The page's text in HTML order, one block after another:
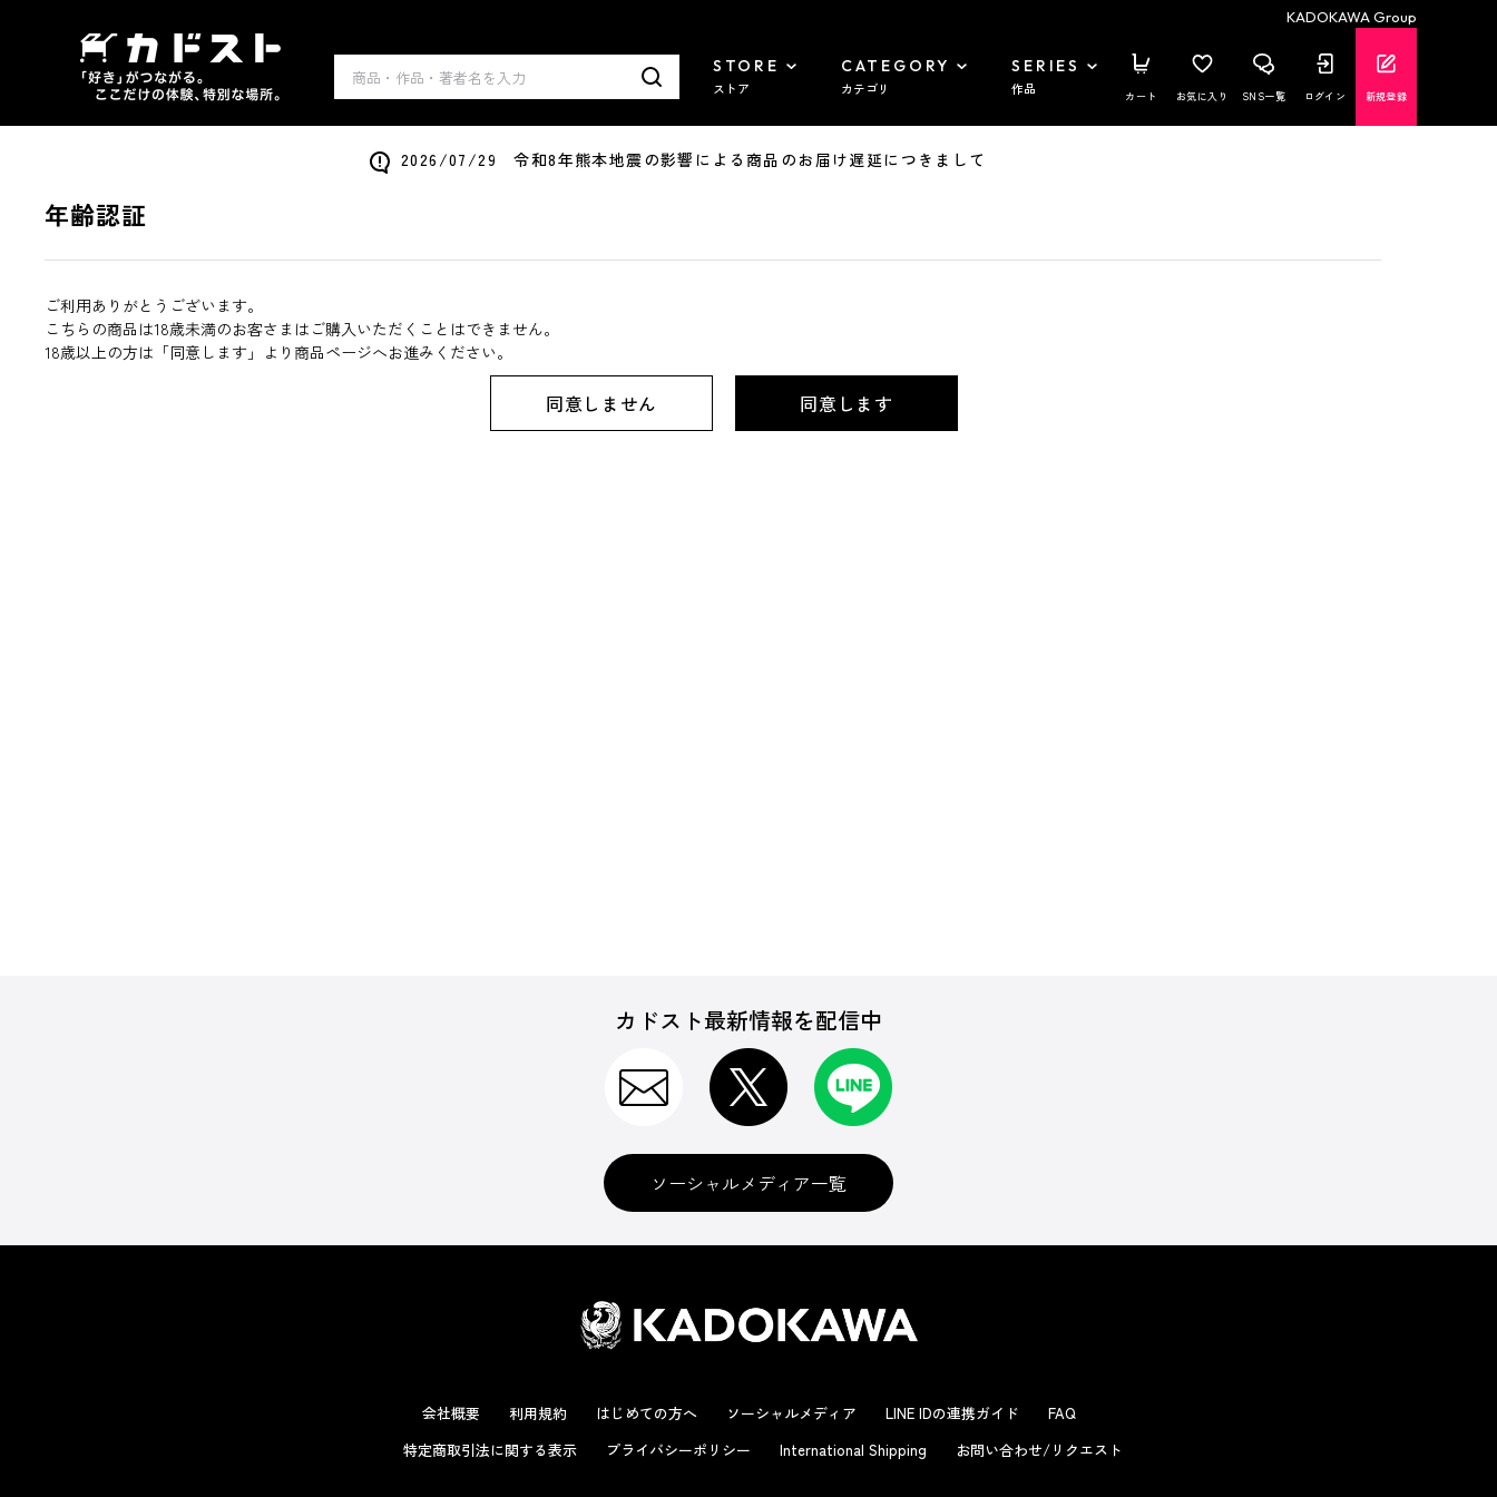
KADOKAWA Group
STORE
ストア
CATEGORY
カテゴリ
SERIES
作品 カート お気に入り SNS一覧 ログイン 新規登録
2026/07/29 令和8年熊本地震の影響による商品のお届け遅延につきまして
年齢認証
ご利用ありがとうございます。
こちらの商品は18歳未満のお客さまはご購入いただくことはできません。
18歳以上の方は「同意します」より商品ページへお進みください。
同意しません
カドスト最新情報を配信中
ソーシャルメディア一覧
会社概要 利用規約 はじめての方へ ソーシャルメディア LINE IDの連携ガイド
FAQ
特定商取引法に関する表示
プライバシーポリシー International Shipping お問い合わせ/リクエスト